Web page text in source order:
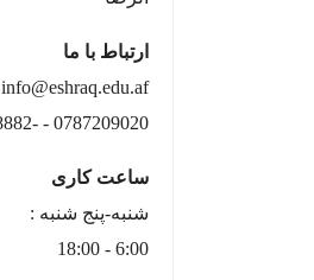
ارتباط با ما
info@eshraq.edu.af
0787209020 - -040228882
ساعت کاری
شنبه-پنج شنبه :
6:00 - 18:00